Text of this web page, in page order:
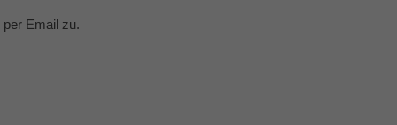
Email zu.